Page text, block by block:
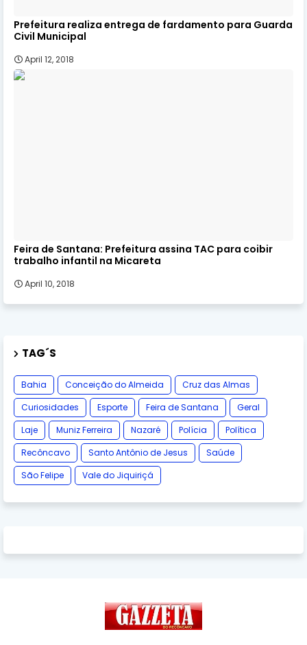
Prefeitura realiza entrega de fardamento para Guarda
Civil Municipal
April 12, 2018
Feira de Santana: Prefeitura assina TAC para coibir
trabalho infantil na Micareta
April 10, 2018
TAG´S
Bahia Conceição do Almeida
Cruz das Almas
Curiosidades
Esporte Feira de Santana
Geral
Laje
Muniz Ferreira Nazaré Polícia
Política
Recôncavo
Santo Antônio de Jesus
Saúde
São Felipe
Vale do Jiquiriçá